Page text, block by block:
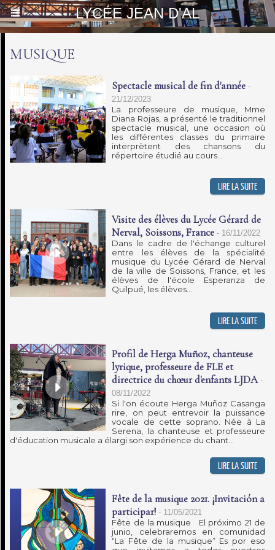
LYCÉE JEAN D'AL
MUSIQUE
Spectacle musical de fin d'année -
21/12/2023
La professeure de musique, Mme
Diana Rojas, a présenté le traditionnel
spectacle musical, une occasion où
les différentes classes du primaire
interprètent des chansons du
répertoire étudié au cours...
Visite des élèves du Lycée Gérard de
Nerval, Soissons, France - 16/11/2022
Dans le cadre de l'échange culturel
entre les élèves de la spécialité
musique du Lycée Gérard de Nerval
de la ville de Soissons, France, et les
élèves de l'école Esperanza de
Quilpué, les élèves...
Profil de Herga Muñoz, chanteuse
lyrique, professeure de FLE et
directrice du chœur d'enfants LJDA -
08/11/2022
Si l'on écoute Herga Muñoz Casanga
rire, on peut entrevoir la puissance
vocale de cette soprano. Née à La
Serena, la chanteuse et professeure
d'éducation musicale a élargi son expérience du chant...
Fête de la musique 2021. ¡Invitación a
participar! - 11/05/2021
Fête de la musique El próximo 21 de
junio, celebraremos en comunidad
“La Fête de la musique” Es por eso